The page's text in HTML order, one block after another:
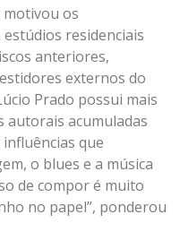
os
residenciais
anteriores,
externos do
Prado possui mais
autorais acumuladas
influências que
o blues e a música
de compor é muito
no papel”, ponderou